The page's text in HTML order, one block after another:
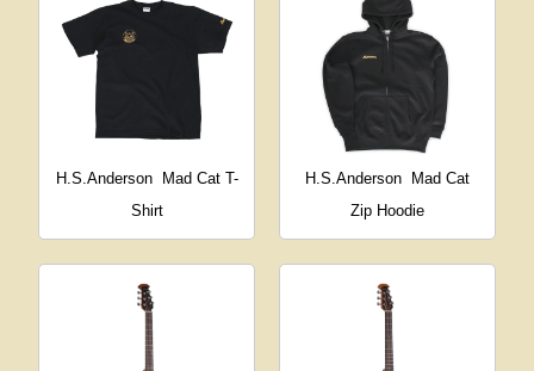
H.S.Anderson
Mad Cat T-
Shirt
H.S.Anderson
Mad Cat
Zip Hoodie